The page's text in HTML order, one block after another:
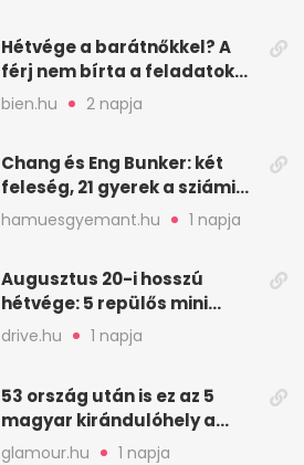
Hétvége a barátnőkkel? A
férj nem bírta a feladatokat,
a feleség levegőt kér
bien.hu 2 napja
Chang és Eng Bunker: két
feleség, 21 gyerek a sziámi
ikrek életében
hamuesgyemant.hu 1 napja
Augusztus 20-i hosszú
hétvége: 5 repülős mini
nyaralás 0 szabadsággal
drive.hu 1 napja
53 ország után is ez az 5
magyar kirándulóhely a
kedvencem
glamour.hu 1 napja